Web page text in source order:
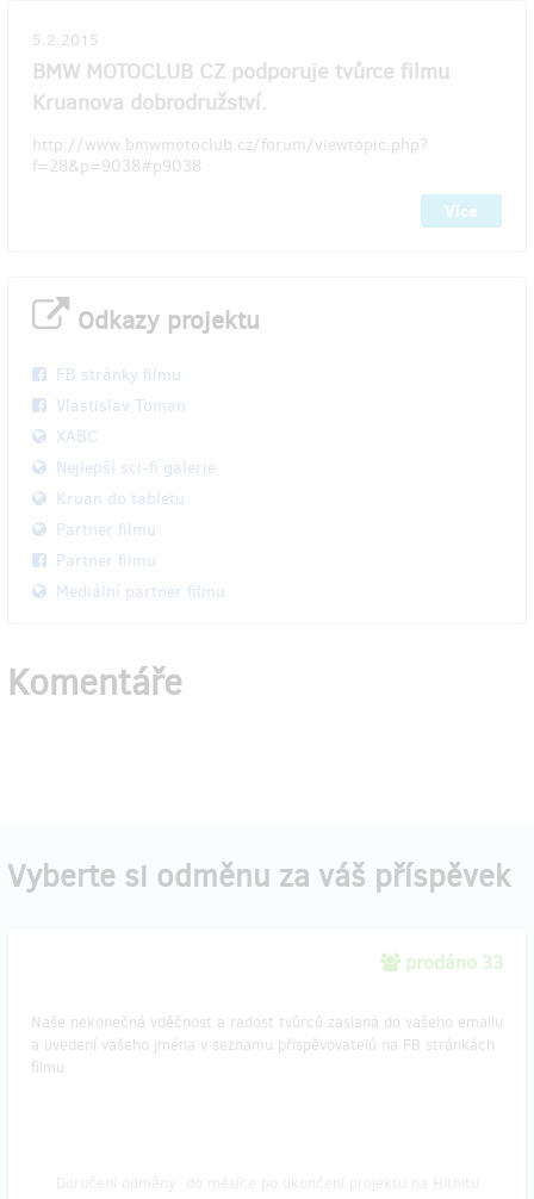
5.2.2015
BMW MOTOCLUB CZ podporuje tvůrce filmu
Kruanova dobrodružství.
http://www.bmwmotoclub.cz/forum/viewtopic.php?
f=28&p=9038#p9038
Více
Odkazy projektu
FB stránky filmu
Vlastislav Toman
XABC
Nejlepší sci-fi galerie
Kruan do tabletu
Partner filmu
Partner filmu
Mediální partner filmu
Komentáře
Vyberte si odměnu za váš příspěvek
prodáno 33
Naše nekonečná vděčnost a radost tvůrců zaslaná do vašeho emailu
a uvedení vašeho jména v seznamu přispěvovatelů na FB stránkách
filmu.